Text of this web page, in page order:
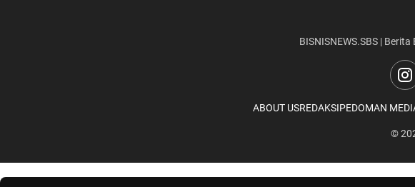
BISNISNEWS.SBS |
ABOUT USREDAKSIPEDOMAN
©